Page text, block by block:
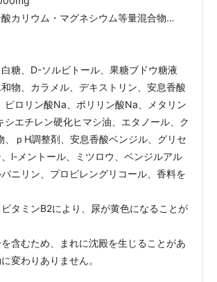
酸カリウム・マグネシウム等量混合物…
糖、D-ソルビトール、果糖ブドウ糖液
物、カラメル、デキストリン、安息香酸
ピロリン酸Na、ポリリン酸Na、メタリン
シエチレン硬化ヒマシ油、エタノール、ク
、ｐH調整剤、安息香酸ベンジル、グリセ
l-メントール、ミツロウ、ベンジルアル
ニリン、プロピレングリコール、香料を
タミンB2により、尿が黄色になることが
含むため、まれに沈殿を生じることがあ
変わりありません。